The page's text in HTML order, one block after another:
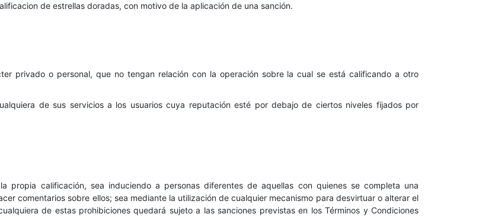
de estrellas doradas, con motivo de la aplicación de una sanción.
privado o personal, que no tengan relación con la operación sobre la cual se está calificando a otro
de sus servicios a los usuarios cuya reputación esté por debajo de ciertos niveles fijados por
propia calificación, sea induciendo a personas diferentes de aquellas con quienes se completa una
comentarios sobre ellos; sea mediante la utilización de cualquier mecanismo para desvirtuar o alterar el
de estas prohibiciones quedará sujeto a las sanciones previstas en los Términos y Condiciones